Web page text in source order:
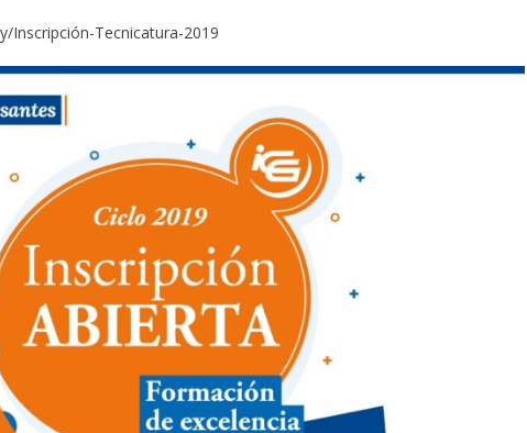
Inscripción-Tecnicatura-2019